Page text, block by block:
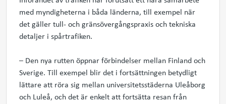
med myndigheterna i båda länderna, till exempel när
det gäller tull- och gränsövergångspraxis och tekniska
detaljer i spårtrafiken.
– Den nya rutten öppnar förbindelser mellan Finland och
Sverige. Till exempel blir det i fortsättningen betydligt
lättare att röra sig mellan universitetsstäderna Uleåborg
och Luleå, och det är enkelt att fortsätta resan från